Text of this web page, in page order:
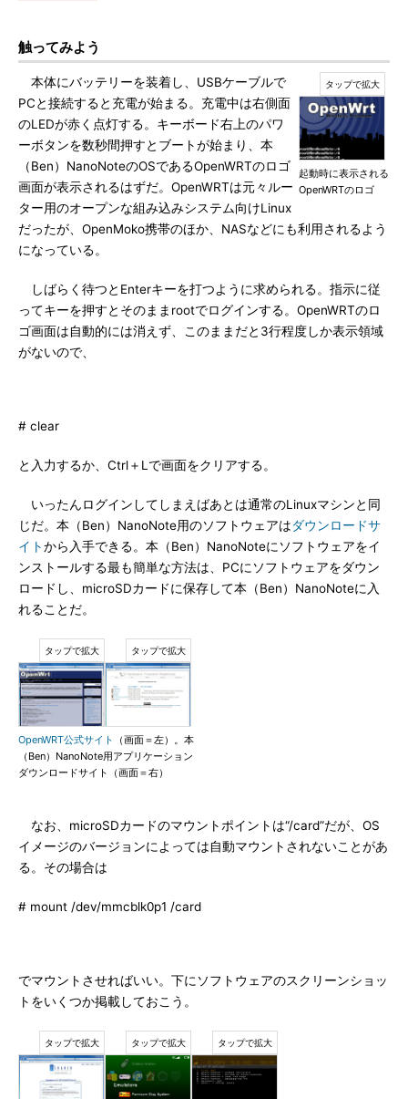
触ってみよう
起動時に表示される
OpenWRTのロゴ
本体にバッテリーを装着し、USBケーブルで
PCと接続すると充電が始まる。充電中は右側面
のLEDが赤く点灯する。キーボード右上のパワ
ーボタンを数秒間押すとブートが始まり、本
（Ben）NanoNoteのOSであるOpenWRTのロゴ
画面が表示されるはずだ。OpenWRTは元々ルー
ター用のオープンな組み込みシステム向けLinux
だったが、OpenMoko携帯のほか、NASなどにも利用されるよう
になっている。
しばらく待つとEnterキーを打つように求められる。指示に従
ってキーを押すとそのままrootでログインする。OpenWRTのロ
ゴ画面は自動的には消えず、このままだと3行程度しか表示領域
がないので、
# clear
と入力するか、Ctrl＋Lで画面をクリアする。
いったんログインしてしまえばあとは通常のLinuxマシンと同
じだ。本（Ben）NanoNote用のソフトウェアはダウンロードサ
イトから入手できる。本（Ben）NanoNoteにソフトウェアをイ
ンストールする最も簡単な方法は、PCにソフトウェアをダウン
ロードし、microSDカードに保存して本（Ben）NanoNoteに入
れることだ。
OpenWRT公式サイト
（画面＝左）。本
（Ben）NanoNote用アプリケーション
ダウンロードサイト（画面＝右）
なお、microSDカードのマウントポイントは“/card”だが、OS
イメージのバージョンによっては自動マウントされないことがあ
る。その場合は
# mount /dev/mmcblk0p1 /card
でマウントさせればいい。下にソフトウェアのスクリーンショッ
トをいくつか掲載しておこう。